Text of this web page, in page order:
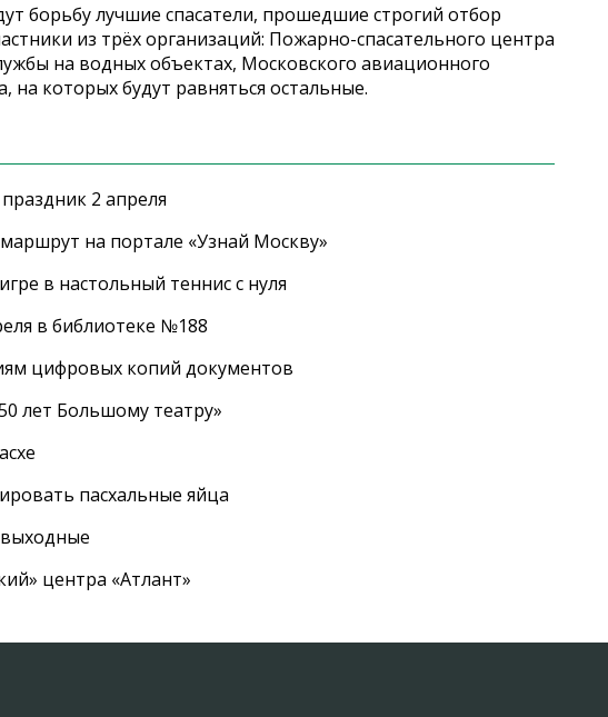
борьбу лучшие спасатели, прошедшие строгий отбор
из трёх организаций: Пожарно-спасательного центра
на водных объектах, Московского авиационного
на которых будут равняться остальные.
2 апреля
на портале «Узнай Москву»
в настольный теннис с нуля
в библиотеке №188
цифровых копий документов
лет Большому театру»
пасхальные яйца
центра «Атлант»